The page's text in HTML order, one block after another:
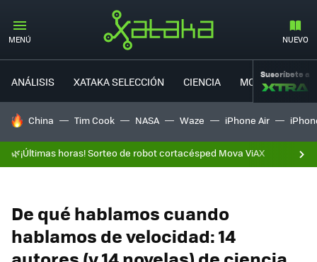
MENÚ NUEVO
ANÁLISIS XATAKA SELECCIÓN CIENCIA MOVILIDAD
Suscríbete a
HOY SE HABLA DE
China Tim Cook NASA Waze iPhone Air
🌿¡Últimas horas! Sorteo de robot cortacésped Mova ViAX
De qué hablamos cuando
hablamos de velocidad: 14